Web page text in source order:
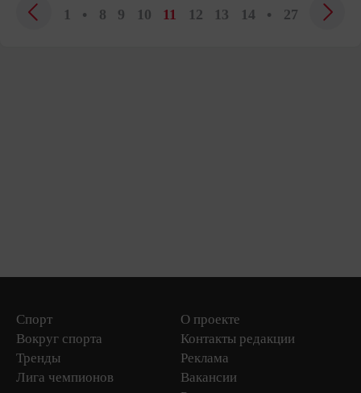
1 • 8 9 10 11 12 13 14 • 27
Спорт
Вокруг спорта
Тренды
Лига чемпионов
О проекте
Контакты редакции
Реклама
Вакансии